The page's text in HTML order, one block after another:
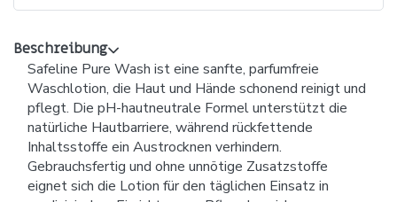
Beschreibung
Safeline Pure Wash ist eine sanfte, parfumfreie
Waschlotion, die Haut und Hände schonend reinigt und
pflegt. Die pH-hautneutrale Formel unterstützt die
natürliche Hautbarriere, während rückfettende
Inhaltsstoffe ein Austrocknen verhindern.
Gebrauchsfertig und ohne unnötige Zusatzstoffe
eignet sich die Lotion für den täglichen Einsatz in